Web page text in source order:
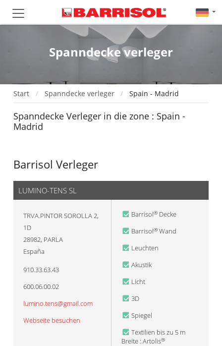
Spanndecke verleger
Start Spanndecke verleger Spain - Madrid
Spanndecke Verleger in die zone : Spain -
Madrid
Barrisol Verleger
LUMINO-TENS SL
TRVA.PINTOR SOROLLA 2,
1D
28982, PARLA
España
910.33.63.43
600.06.00.02
lumino.tens@gmail.com
Webseite besuchen
Barrisol® Decke
Barrisol® Wand
Leuchten
Akustik
Licht
3D
Spiegel
Textilien bis zu 5 m
Breite : Artolis®